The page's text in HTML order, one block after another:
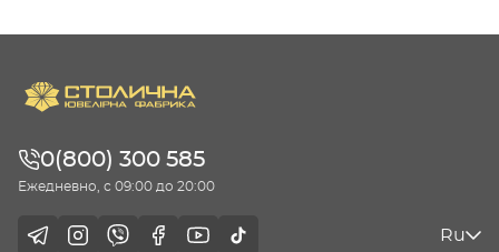
0(800) 300 585
Ежедневно, с 09:00 до 20:00
Ru